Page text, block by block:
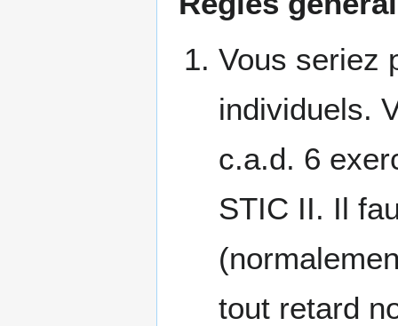
Vous seriez
individuels.
c.a.d. 6
STIC II. Il
tout retard